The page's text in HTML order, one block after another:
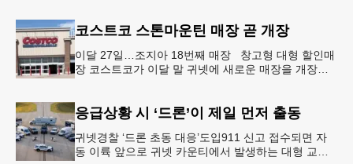
코스트코 스톤마운틴 매장 곧 개장
이달 27일…조지아 18번째 매장 창고형 대형 할인매
장 코스트코가 이달 말 귀넷에 새로운 매장을 개장한
응급상황 시 ‘드론’이 제일 먼저 출동
귀넷경찰 ‘드론 초동 대응’도입911 신고 접수되면 자
동 이륙 앞으로 귀넷 카운티에서 발생하는 대형 교통